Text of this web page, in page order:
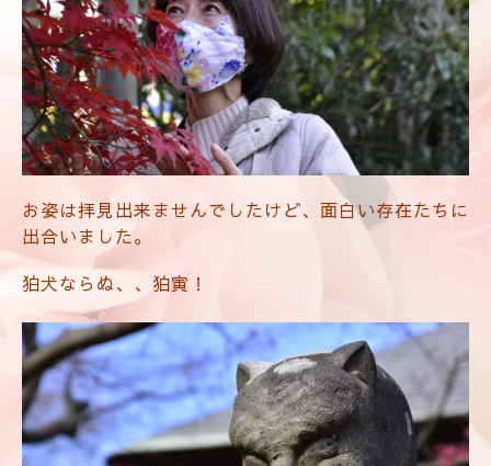
お姿は拝見出来ませんでしたけど、面白い存在たちに
出合いました。
狛犬ならぬ、、狛寅！